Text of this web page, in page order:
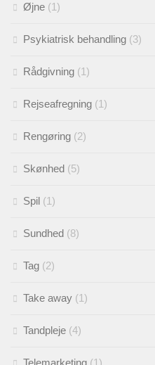
Øjne (1)
Psykiatrisk behandling (3)
Rådgivning (1)
Rejseafregning (1)
Rengøring (2)
Skønhed (5)
Spil (1)
Sundhed (8)
Tag (2)
Take away (1)
Tandpleje (4)